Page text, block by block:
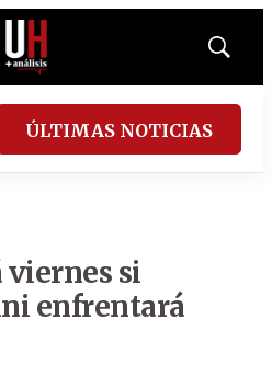
Mostrar
ÚLTIMAS NOTICIAS
viernes si
enfrentará